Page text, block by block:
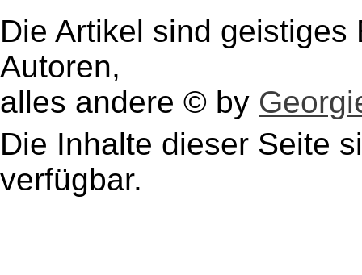
Die Artikel sind
Autoren,
alles andere © by
Die Inhalte dieser Seite
verfügbar.